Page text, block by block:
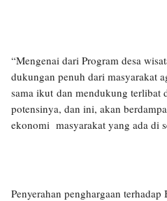
“Mengenai dari Program desa
dukungan penuh dari masyarakat
sama ikut dan mendukung terlibat
potensinya, dan ini, akan
ekonomi masyarakat yang ada di
Penyerahan penghargaan